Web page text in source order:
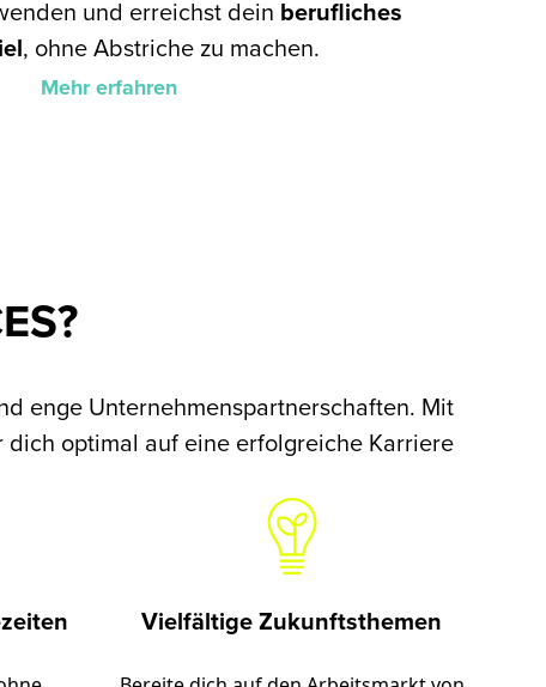
und erreichst dein berufliches
, ohne Abstriche zu machen.
Mehr erfahren
enge Unternehmenspartnerschaften. Mit
dich optimal auf eine erfolgreiche Karriere
Vielfältige Zukunftsthemen